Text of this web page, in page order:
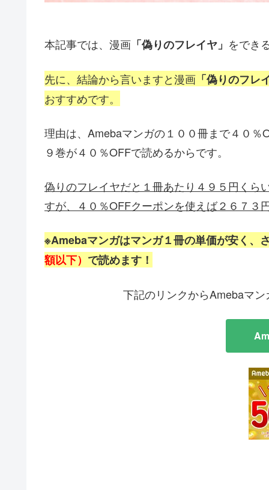
本記事では、漫画 「偽りのフレイヤ」 をでき
先に、結論から言いますと漫画 「偽りのフレ
おすすめです。
理由は、Amebaマンガの１００冊まで４０
９巻が４０％OFFで読めるからです。
偽りのフレイヤだと１冊あたり４９５円くら
すが、４０％OFFクーポンを使えば２６７３
※Amebaマンガはマンガ１冊の単価が安く、
額以下） で読めます！
下記のリンクからAmebaマ